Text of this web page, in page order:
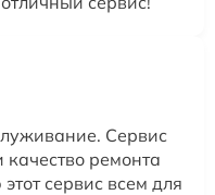
Сервис
ремонта
сервис всем для